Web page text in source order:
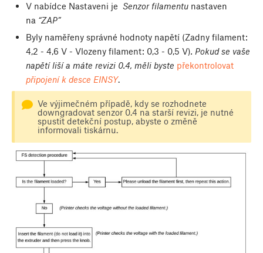
V nabídce Nastaveni je Senzor filamentunastaven
na “ZAP”
Byly naměřeny správné hodnoty napětí (Zadny filament:
4,2 - 4,6 V - Vlozeny filament: 0,3 - 0,5 V) . Pokud se vaše
napětí liší a máte revizi 0.4, měli byste překontrolovat
připojení k desce EINSY.
Ve výjimečném případě, kdy se rozhodnete
downgradovat senzor 0.4 na starší revizi, je nutné
spustit detekční postup, abyste o změně
informovali tiskárnu.